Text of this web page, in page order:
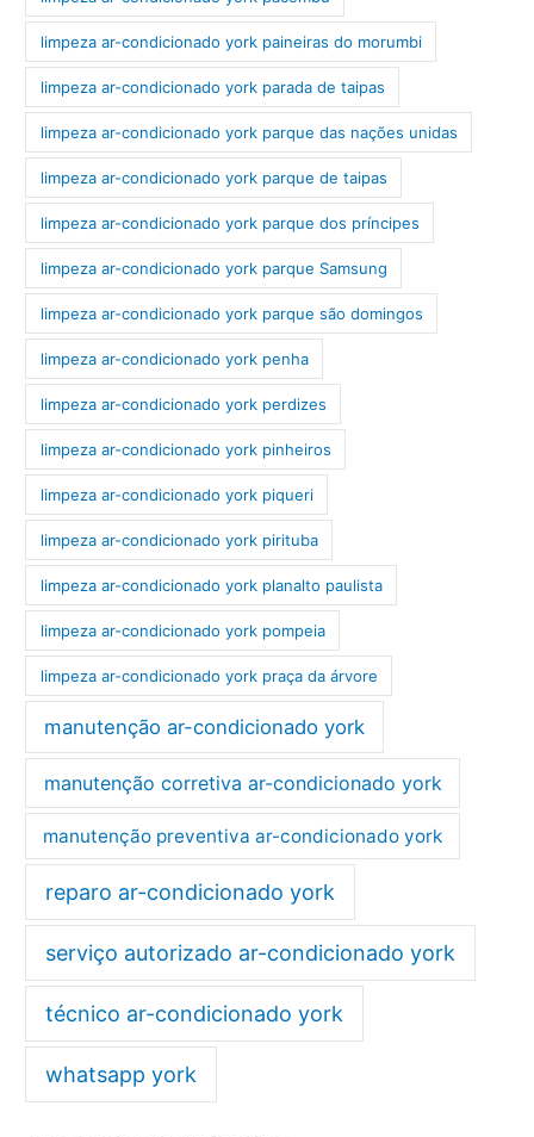
limpeza ar-condicionado york paineiras do morumbi
limpeza ar-condicionado york parada de taipas
limpeza ar-condicionado york parque das nações unidas
limpeza ar-condicionado york parque de taipas
limpeza ar-condicionado york parque dos príncipes
limpeza ar-condicionado york parque Samsung
limpeza ar-condicionado york parque são domingos
limpeza ar-condicionado york penha
limpeza ar-condicionado york perdizes
limpeza ar-condicionado york pinheiros
limpeza ar-condicionado york piqueri
limpeza ar-condicionado york pirituba
limpeza ar-condicionado york planalto paulista
limpeza ar-condicionado york pompeia
limpeza ar-condicionado york praça da árvore
manutenção ar-condicionado york
manutenção corretiva ar-condicionado york
manutenção preventiva ar-condicionado york
reparo ar-condicionado york
serviço autorizado ar-condicionado york
técnico ar-condicionado york
whatsapp york